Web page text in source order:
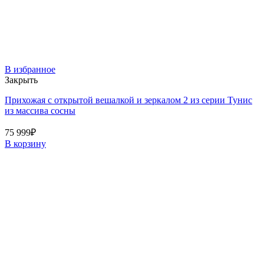
В избранное
Закрыть
Прихожая с открытой вешалкой и зеркалом 2 из серии Тунис
из массива сосны
75 999₽
В корзину